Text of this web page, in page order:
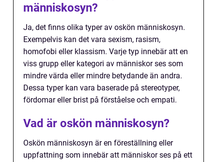
människosyn?
Ja, det finns olika typer av oskön människosyn.
Exempelvis kan det vara sexism, rasism,
homofobi eller klassism. Varje typ innebär att en
viss grupp eller kategori av människor ses som
mindre värda eller mindre betydande än andra.
Dessa typer kan vara baserade på stereotyper,
fördomar eller brist på förståelse och empati.
Vad är oskön människosyn?
Oskön människosyn är en föreställning eller
uppfattning som innebär att människor ses på ett